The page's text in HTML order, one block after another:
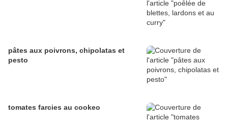
pâtes aux poivrons, chipolatas et
pesto
tomates farcies au cookeo